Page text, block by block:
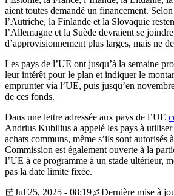
aient toutes demandé un financement.
l’Autriche, la Finlande et la Slovaquie
l’Allemagne et la Suède devraient se
d’approvisionnement plus larges, mais ne
Les pays de l’UE ont jusqu’à la semaine
leur intérêt pour le plan et indiquer le
emprunter via l’UE, puis jusqu’en
de ces fonds.
Dans une lettre adressée aux pays de l’UE
Andrius Kubilius a appelé les pays à utiliser
achats communs, même s’ils sont autorisés
Commission est également ouverte à la
l’UE à ce programme à un stade ultérieur,
pas la date limite fixée.
Jul 25, 2025 - 08:19
Dernière mise à